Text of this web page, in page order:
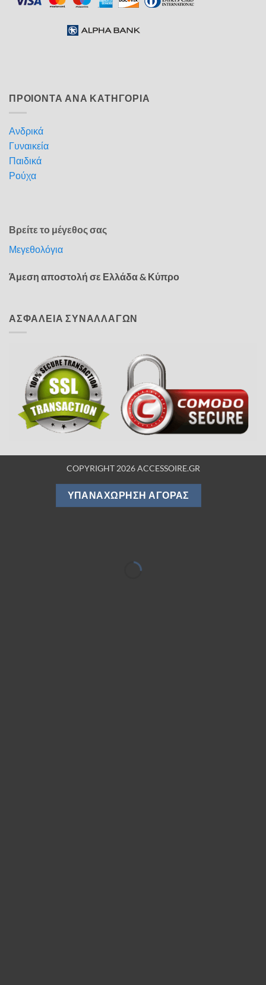
ΠΡΟΙΟΝΤΑ ΑΝΑ ΚΑΤΗΓΟΡΙΑ
Ανδρικά
Γυναικεία
Παιδικά
Ρούχα
Βρείτε το μέγεθος σας
Μεγεθολόγια
Άμεση αποστολή σε Ελλάδα & Κύπρο
ΑΣΦΑΛΕΙΑ ΣΥΝΑΛΛΑΓΩΝ
COPYRIGHT 2026 ACCESSOIRE.GR
ΥΠΑΝΑΧΏΡΗΣΗ ΑΓΟΡΆΣ